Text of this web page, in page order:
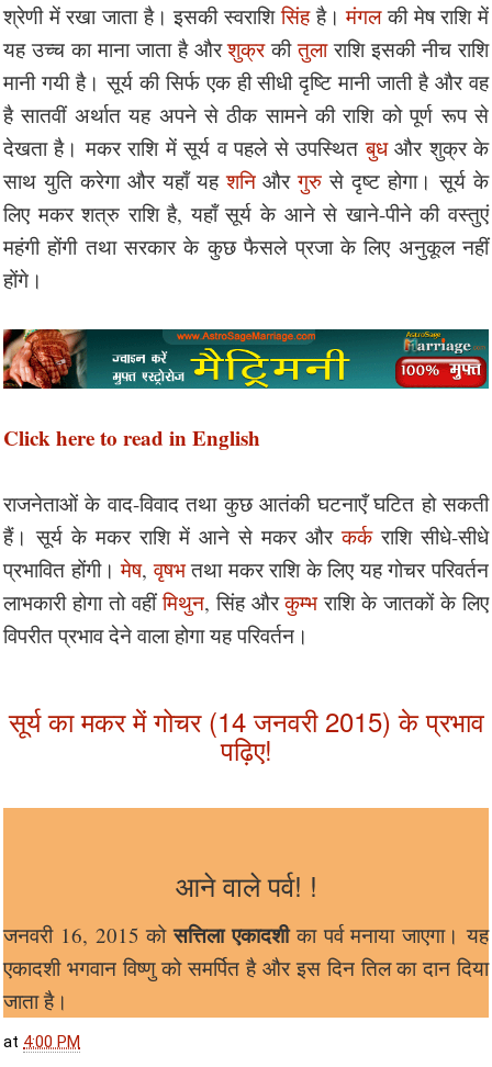
श्रेणी में रखा जाता है। इसकी स्वराशिसिंहहै।मंगलकी मेष राशि में
यह उच्च का माना जाता है औरशुक्रकीतुलाराशि इसकी नीच राशि
मानी गयी है। सूर्य की सिर्फ एक ही सीधी दृष्टि मानी जाती है और वह
है सातवीं अर्थात यह अपने से ठीक सामने की राशि को पूर्ण रूप से
देखता है। मकर राशि में सूर्य व पहले से उपस्थितबुधऔर शुक्र के
साथ युति करेगा और यहाँ यहशनिऔरगुरु से दृष्ट होगा। सूर्य के
लिए मकर शत्रु राशि है, यहाँ सूर्य के आने से खाने-पीने की वस्तुएं
महंगी होंगी तथा सरकार के कुछ फैसले प्रजा के लिए अनुकूल नहीं
होंगे।
Click here to read in English
राजनेताओं के वाद-विवाद तथा कुछ आतंकी घटनाएँ घटित हो सकती
हैं। सूर्य के मकर राशि में आने से मकर औरकर्कराशि सीधे-सीधे
प्रभावित होंगी। मेष,वृषभतथा मकर राशि के लिए यह गोचर परिवर्तन
लाभकारी होगा तो वहींमिथुन, सिंह औरकुम्भराशि के जातकों के लिए
विपरीत प्रभाव देने वाला होगा यह परिवर्तन।
सूर्य का मकर में गोचर (14 जनवरी 2015) के प्रभाव
पढ़िए!
आने वाले पर्व! !
जनवरी 16, 2015 कोसत्तिला एकादशीका पर्व मनाया जाएगा। यह
एकादशी भगवान विष्णु को समर्पित है और इस दिन तिल का दान दिया
जाता है।
at 4:00 PM